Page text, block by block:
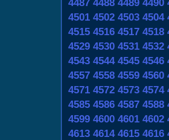
4487 4488 4489 4490
4501 4502 4503 4504
4515 4516 4517 4518
4529 4530 4531 4532
4543 4544 4545 4546
4557 4558 4559 4560
4571 4572 4573 4574
4585 4586 4587 4588
4599 4600 4601 4602
4613 4614 4615 4616